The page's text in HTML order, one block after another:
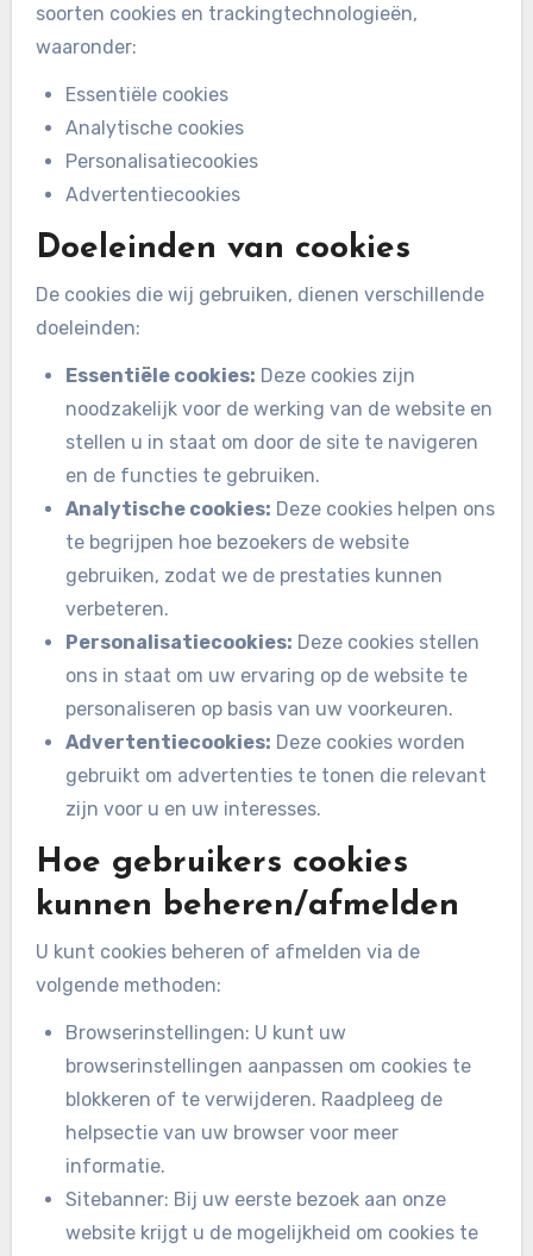
soorten cookies en trackingtechnologieën,
waaronder:
Essentiële cookies
Analytische cookies
Personalisatiecookies
Advertentiecookies
Doeleinden van cookies
De cookies die wij gebruiken, dienen verschillende
doeleinden:
Essentiële cookies: Deze cookies zijn
noodzakelijk voor de werking van de website en
stellen u in staat om door de site te navigeren
en de functies te gebruiken.
Analytische cookies: Deze cookies helpen ons
te begrijpen hoe bezoekers de website
gebruiken, zodat we de prestaties kunnen
verbeteren.
Personalisatiecookies: Deze cookies stellen
ons in staat om uw ervaring op de website te
personaliseren op basis van uw voorkeuren.
Advertentiecookies: Deze cookies worden
gebruikt om advertenties te tonen die relevant
zijn voor u en uw interesses.
Hoe gebruikers cookies
kunnen beheren/afmelden
U kunt cookies beheren of afmelden via de
volgende methoden:
Browserinstellingen: U kunt uw
browserinstellingen aanpassen om cookies te
blokkeren of te verwijderen. Raadpleeg de
helpsectie van uw browser voor meer
informatie.
Sitebanner: Bij uw eerste bezoek aan onze
website krijgt u de mogelijkheid om cookies te